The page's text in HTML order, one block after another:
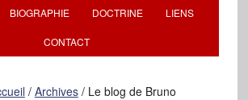
BIOGRAPHIE DOCTRINE LIENS
CONTACT
/ Archives /Le blog de Bruno